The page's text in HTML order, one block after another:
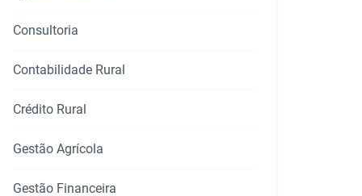
Consultoria
Contabilidade Rural
Crédito Rural
Gestão Agrícola
Gestão Financeira